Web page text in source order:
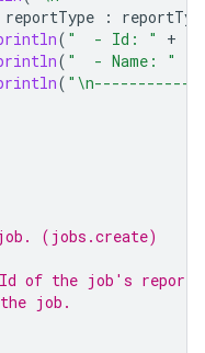
reportType :
( "  - Id: " +
( "  - Name: "
(
(jobs.create)
of the job's report
job.